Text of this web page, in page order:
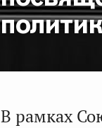
В рамках